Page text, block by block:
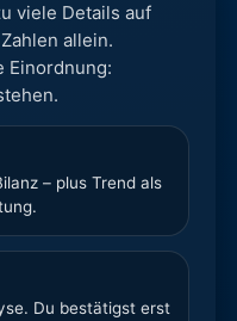
viele Details auf
allein.
Einordnung:
– plus Trend als
Du bestätigst erst